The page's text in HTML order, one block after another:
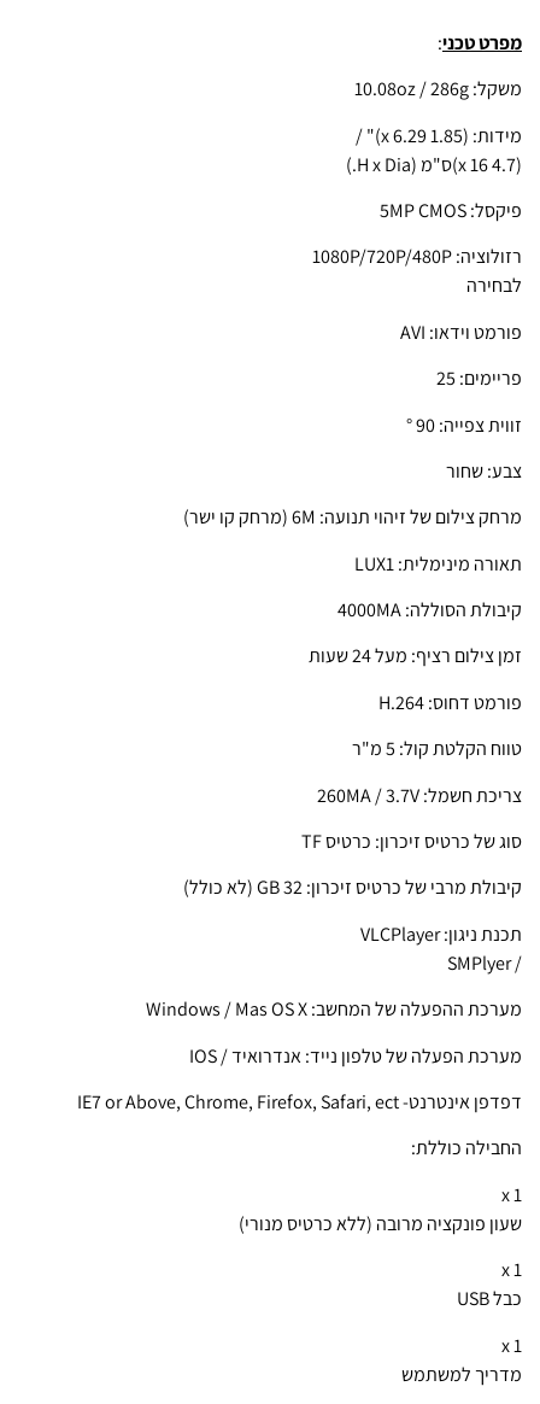
מפרט טכני:
משקל: 10.08oz / 286g
מידות: (1.85 x 6.29)" /
(4.7 x 16)ס"מ (H x Dia.)
פיקסל: 5MP CMOS
רזולוציה: 1080P/720P/480P
לבחירה
פורמט וידאו: AVI
פריימים: 25
זווית צפייה: 90 °
צבע: שחור
מרחק צילום של זיהוי תנועה: 6M (מרחק קו ישר)
תאורה מינימלית: LUX1
קיבולת הסוללה: 4000MA
זמן צילום רציף: מעל 24 שעות
פורמט דחוס: H.264
טווח הקלטת קול: 5 מ"ר
צריכת חשמל: 260MA / 3.7V
סוג של כרטיס זיכרון: כרטיס TF
קיבולת מרבי של כרטיס זיכרון: GB 32 (לא כולל)
תכנת ניגון: VLCPlayer
/ SMPlyer
מערכת ההפעלה של המחשב: Windows / Mas OS X
מערכת הפעלה של טלפון נייד: אנדרואיד / IOS
דפדפן אינטרנט- IE7 or Above, Chrome, Firefox, Safari, ect
החבילה כוללת:
1 x
שעון פונקציה מרובה (ללא כרטיס מנורי)
1 x
כבל USB
1 x
מדריך למשתמש